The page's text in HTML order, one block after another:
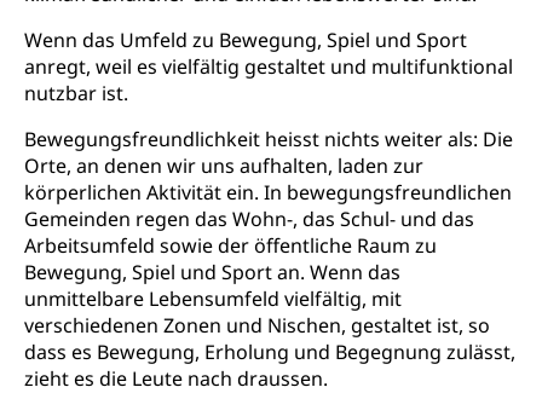
Wenn das Umfeld zu Bewegung, Spiel und Sport
anregt, weil es vielfältig gestaltet und multifunktional
nutzbar ist.
Bewegungsfreundlichkeit heisst nichts weiter als: Die
Orte, an denen wir uns aufhalten, laden zur
körperlichen Aktivität ein. In bewegungsfreundlichen
Gemeinden regen das Wohn-, das Schul- und das
Arbeitsumfeld sowie der öffentliche Raum zu
Bewegung, Spiel und Sport an. Wenn das
unmittelbare Lebensumfeld vielfältig, mit
verschiedenen Zonen und Nischen, gestaltet ist, so
dass es Bewegung, Erholung und Begegnung zulässt,
zieht es die Leute nach draussen.
Prävention (Polizei)
Suchtprävention
Unfallversicherung, Invalidenversicherung,
Sozialhilfe
Kranken- und Unfallversicherung
(gruezi.lu.ch)
Krankenversicherung (WAS Luzern)
Existenzsicherung - Sozialhilfe
Soziales und Gesellschaft (Dienststelle)
Opferhilfe
Arbeitslosenversicherung (WAS Luzern)
Invalidenversicherung (WAS Luzern)
Sucht und Drogen
Drogenabhängigkeit, Drogensucht,
Medikamentenabhängigkeit,
Arzneimittelabhängigkeit, Suchtkrankheit,
Drogenabhängige, Drogensüchtige,
Betäubungsmittel, Suchtmittel, Psychopharmaka
Fachstelle Sucht Region Luzern
Drogen (Polizei)
Sucht
Gesundheitsversorgung
Gesundheitsversorgung, Spital, Pflegeinitiative,
Ambulant vor stationär, AVOS, Patientendossier